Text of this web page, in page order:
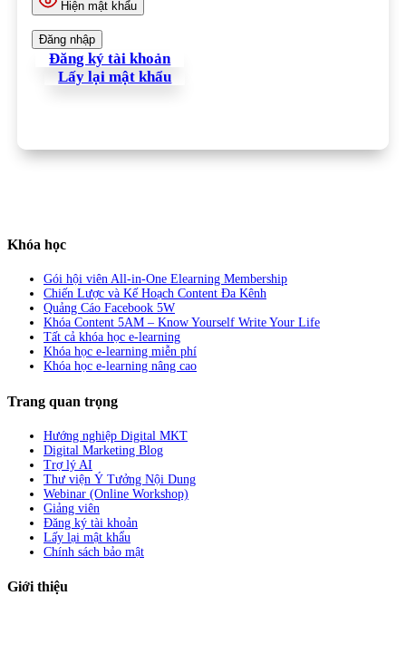
Hiện mật khẩu
Đăng ký tài khoản
Lấy lại mật khẩu
Khóa học
Gói hội viên All-in-One Elearning Membership
Chiến Lược và Kế Hoạch Content Đa Kênh
Quảng Cáo Facebook 5W
Khóa Content 5AM – Know Yourself Write Your Life
Tất cả khóa học e-learning
Khóa học e-learning miễn phí
Khóa học e-learning nâng cao
Trang quan trọng
Hướng nghiệp Digital MKT
Digital Marketing Blog
Trợ lý AI
Thư viện Ý Tưởng Nội Dung
Webinar (Online Workshop)
Giảng viên
Đăng ký tài khoản
Lấy lại mật khẩu
Chính sách bảo mật
Giới thiệu